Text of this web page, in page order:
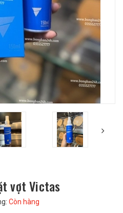
vợt Victas
Còn hàng